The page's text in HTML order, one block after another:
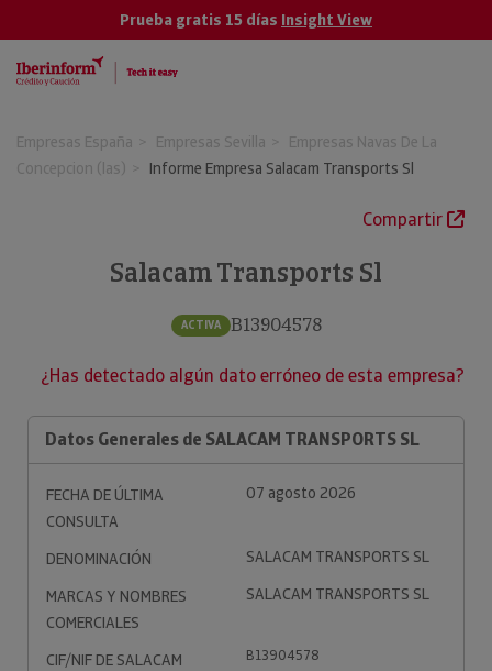
Prueba gratis 15 días Insight View
Empresas España Empresas Sevilla
Empresas Navas De La
Concepcion (las)
Informe Empresa Salacam Transports Sl
Compartir
Salacam Transports Sl
ACTIVA B13904578
¿Has detectado algún dato erróneo de esta empresa?
Datos Generales de SALACAM TRANSPORTS SL
FECHA DE ÚLTIMA
CONSULTA
07 agosto 2026
DENOMINACIÓN
SALACAM TRANSPORTS SL
MARCAS Y NOMBRES
COMERCIALES
SALACAM TRANSPORTS SL
CIF/NIF DE SALACAM
B13904578